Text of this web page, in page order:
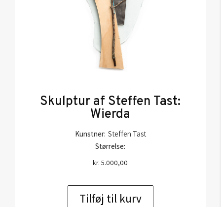
Skulptur af Steffen Tast:
Wierda
Kunstner: Steffen Tast
Størrelse:
kr. 5.000,00
Tilføj til kurv